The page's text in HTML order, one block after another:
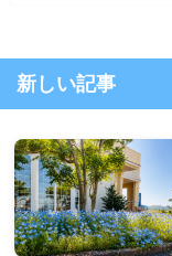
新しい記事